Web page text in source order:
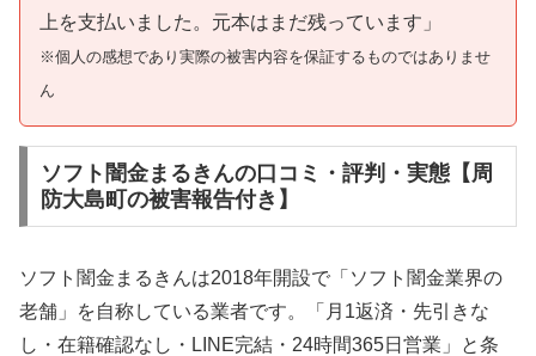
上を支払いました。元本はまだ残っています」
※個人の感想であり実際の被害内容を保証するものではありませ
ん
ソフト闇金まるきんの口コミ・評判・実態【周
防大島町の被害報告付き】
ソフト闇金まるきんは2018年開設で「ソフト闇金業界の
老舗」を自称している業者です。「月1返済・先引きな
し・在籍確認なし・LINE完結・24時間365日営業」と条